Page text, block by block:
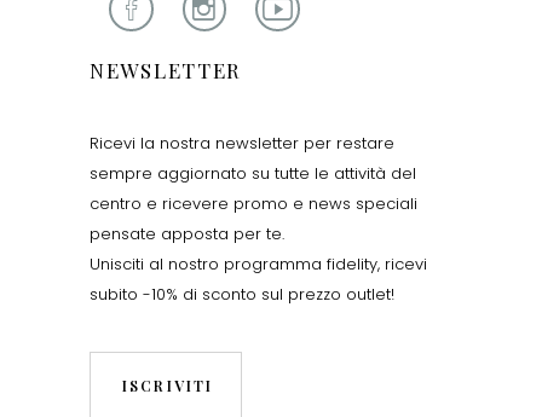
NEWSLETTER
Ricevi la nostra newsletter per restare
sempre aggiornato su tutte le attività del
centro e ricevere promo e news speciali
pensate apposta per te.
Unisciti al nostro programma fidelity, ricevi
subito -10% di sconto sul prezzo outlet!
ISCRIVITI